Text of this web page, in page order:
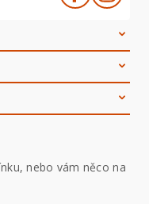
nebo vám něco na